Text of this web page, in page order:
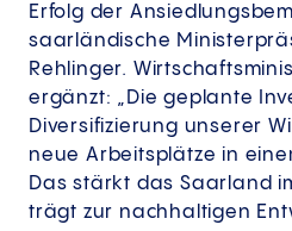
Erfolg der
saarländische
Rehlinger.
ergänzt: „Die geplante
Diversifizierung unserer
neue Arbeitsplätze in
Das stärkt das Saarland
trägt zur nachhaltigen